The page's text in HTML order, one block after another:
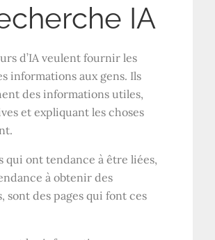
IA
d’IA veulent fournir les
informations aux gens. Ils
des informations utiles,
et expliquant les choses
qui ont tendance à être liées,
à obtenir des
sont des pages qui font ces